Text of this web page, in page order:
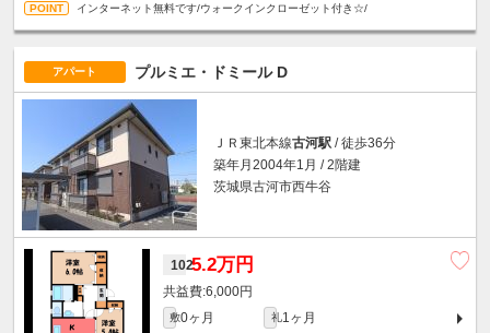
インターネット無料です/ウォークインクローゼット付き☆/
アパート プルミエ・ドミール D
ＪＲ東北本線古河駅 / 徒歩36分
築年月2004年1月 / 2階建
茨城県古河市西牛谷
1025.2万円
6,000円
敷0ヶ月 礼1ヶ月